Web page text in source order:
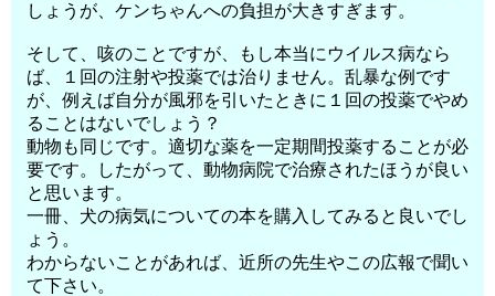
しょうが、ケンちゃんへの負担が大きすぎます。
そして、咳のことですが、もし本当にウイルス病なら
ば、１回の注射や投薬では治りません。乱暴な例です
が、例えば自分が風邪を引いたときに１回の投薬でやめ
ることはないでしょう？
動物も同じです。適切な薬を一定期間投薬することが必
要です。したがって、動物病院で治療されたほうが良い
と思います。
一冊、犬の病気についての本を購入してみると良いでし
ょう。
わからないことがあれば、近所の先生やこの広報で聞い
て下さい。